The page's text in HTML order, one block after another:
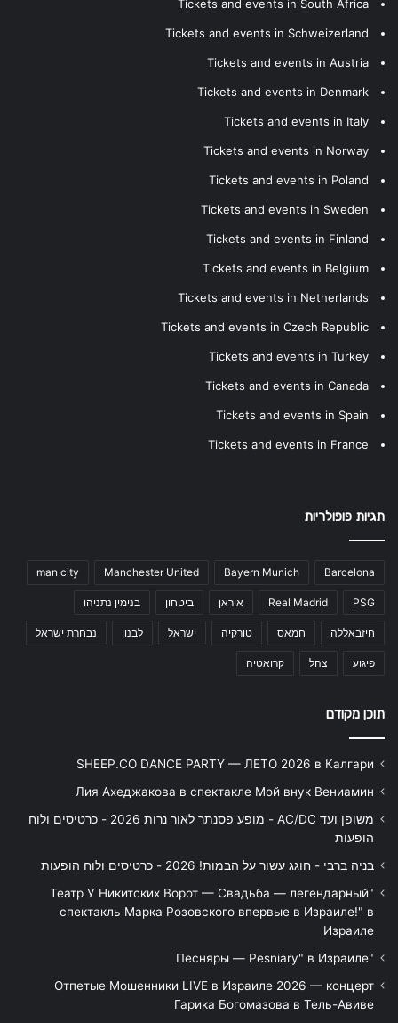
Tickets and events in South Africa
Tickets and events in Schweizerland
Tickets and events in Austria
Tickets and events in Denmark
Tickets and events in Italy
Tickets and events in Norway
Tickets and events in Poland
Tickets and events in Sweden
Tickets and events in Finland
Tickets and events in Belgium
Tickets and events in Netherlands
Tickets and events in Czech Republic
Tickets and events in Turkey
Tickets and events in Canada
Tickets and events in Spain
Tickets and events in France
תגיות פופולריות
Barcelona
Bayern Munich
Manchester United
man city
PSG
Real Madrid איראן ביטחון בנימין נתניהו
חיזבאללה חמאס טורקיה ישראל לבנון נבחרת ישראל
פיגוע צהל קרואטיה
תוכן מקודם
SHEEP.CO DANCE PARTY — ЛЕТО 2026 в Калгари
Лия Ахеджакова в спектакле Мой внук Вениамин
משופן ועד AC/DC - מופע פסנתר לאור נרות 2026 - כרטיסים ולוח
הופעות
בניה ברבי - חוגג עשור על הבמות! 2026 - כרטיסים ולוח הופעות
"Театр У Никитских Ворот — Свадьба — легендарный
спектакль Марка Розовского впервые в Израиле!" в
Израиле
"Песняры — Pesniary" в Израиле
Отпетые Мошенники LIVE в Израиле 2026 — концерт
Гарика Богомазова в Тель-Авиве